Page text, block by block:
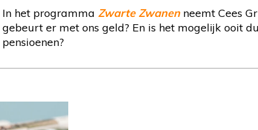
In het programma Zwarte Zwanenneemt Cees
gebeurt er met ons geld? En is het mogelijk ooit
pensioenen?